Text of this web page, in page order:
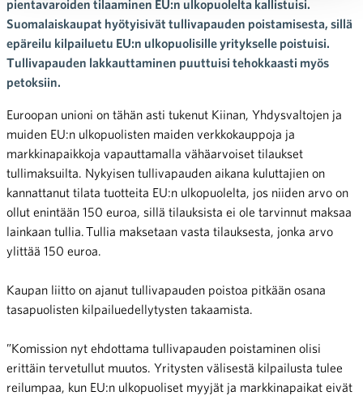
pientavaroiden tilaaminen EU:n ulkopuolelta kallistuisi.
Suomalaiskaupat hyötyisivät tullivapauden poistamisesta, sillä
epäreilu kilpailuetu EU:n ulkopuolisille yritykselle poistuisi.
Tullivapauden lakkauttaminen puuttuisi tehokkaasti myös
petoksiin.
Euroopan unioni on tähän asti tukenut Kiinan, Yhdysvaltojen ja
muiden EU:n ulkopuolisten maiden verkkokauppoja ja
markkinapaikkoja vapauttamalla vähäarvoiset tilaukset
tullimaksuilta. Nykyisen tullivapauden aikana kuluttajien on
kannattanut tilata tuotteita EU:n ulkopuolelta, jos niiden arvo on
ollut enintään 150 euroa, sillä tilauksista ei ole tarvinnut maksaa
lainkaan tullia. Tullia maksetaan vasta tilauksesta, jonka arvo
ylittää 150 euroa.
Kaupan liitto on ajanut tullivapauden poistoa pitkään osana
tasapuolisten kilpailuedellytysten takaamista.
”Komission nyt ehdottama tullivapauden poistaminen olisi
erittäin tervetullut muutos. Yritysten välisestä kilpailusta tulee
reilumpaa, kun EU:n ulkopuoliset myyjät ja markkinapaikat eivät